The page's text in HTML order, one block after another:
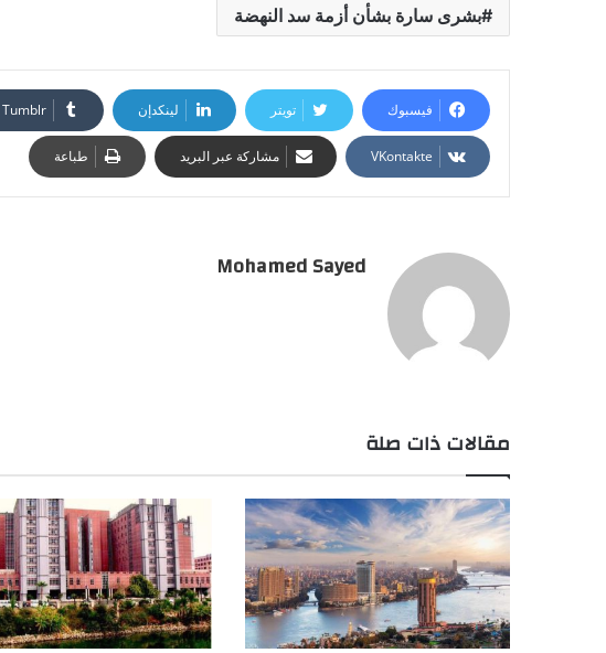
بشرى سارة بشأن أزمة سد النهضة
فيسبوك تويتر لينكدإن
مشاركة عبر البريد طباعة
Mohamed Sayed
مقالات ذات صلة